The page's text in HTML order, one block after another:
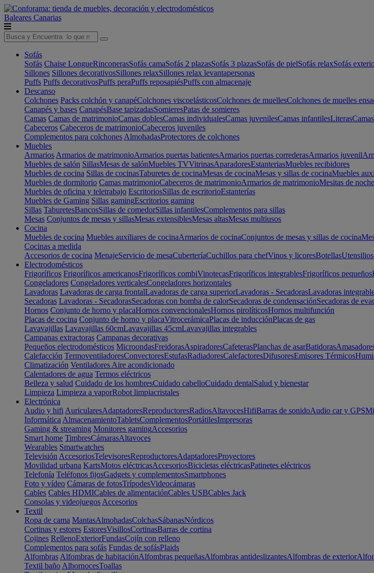
Baleares Canarias
Sofás
Sofás Chaise LongueRinconerasSofás camaSofás 2 plazasSofás 3 plazasSofás de pielSofás relaxSofás
Sillones Sillones decorativosSillones relaxSillones relax levantapersonas
Puffs Puffs decorativosPuffs peraPuffs reposapiésPuffs con almacenaje
Descanso
Colchones Packs colchón y canapéColchones viscoelásticosColchones de muellesColchones de muelles
Canapés y bases CanapésBase tapizadasSomieresPatas de somieres
Camas Camas de matrimonioCamas doblesCamas individualesCamas juvenilesCamas infantilesLiteras
Cabeceros Cabeceros de matrimonioCabeceros juveniles
Complementos para colchones AlmohadasProtectores de colchones
Muebles
Armarios Armarios de matrimonioArmarios puertas batientesArmarios puertas correderasArmarios juvenil
Muebles de salón SillasMesas de salónMuebles TVVitrinasAparadoresEstanteriasMuebles recibidores
Muebles de cocina Sillas de cocinasTaburetes de cocinaMesas de cocinaMesas y sillas de cocinaMuebles
Muebles de dormitorio Camas matrimonioCabeceros de matrimonioArmarios de matrimonioMesitas de noche
Muebles de oficina y teletrabajo EscritoriosSillas de escritorioEstanterías
Muebles de Gaming Sillas gamingEscritorios gaming
Sillas TaburetesBancosSillas de comedorSillas infantilesComplementos para sillas
Mesas Conjuntos de mesas y sillasMesas extensiblesMesas altasMesas multiusos
Cocina
Muebles de cocina Muebles auxiliares de cocinaArmarios de cocinaConjuntos de mesas y sillas de cocina
Cocinas a medida
Accesorios de cocina MenajeServicio de mesaCuberteríaCuchillos para chefVinos y licoresBotellas
Electrodomésticos
Frigoríficos Frigoríficos americanosFrigoríficos combiVinotecasFrigoríficos integrablesFrigoríficos pequeños
Congeladores Congeladores verticalesCongeladores horizontales
Lavadoras Lavadoras de carga frontalLavadoras de carga superiorLavadoras - SecadorasLavadoras
Secadoras Lavadoras - SecadorasSecadoras con bomba de calorSecadoras de condensaciónSecadoras de
Hornos Conjunto de horno y placaHornos convencionalesHornos pirolíticosHornos multifunción
Placas de cocina Conjunto de horno y placaVitrocerámicaPlacas de inducciónPlacas de gas
Lavavajillas Lavavajillas 60cmLavavajillas 45cmLavavajillas integrables
Campanas extractoras Campanas decorativas
Pequeños electrodomésticos MicroondasFreidorasAspiradoresCafeterasPlanchas de asarBatidoras
Calefacción TermoventiladoresConvectoresEstufasRadiadoresCalefactoresDifusoresEmisores Térmicos
Climatización Ventiladores Aire acondicionado
Calentadores de agua Termos eléctricos
Belleza y salud Cuidado de los hombresCuidado cabelloCuidado dentalSalud y bienestar
Limpieza Limpieza a vaporRobot limpiacristales
Electrónica
Audio y hifi AuricularesAdaptadoresReproductoresRadiosAltavocesHifiBarras de sonidoAudio car y GPS
Informática AlmacenamientoTabletsComplementosPortátilesImpresoras
Gaming & streaming Monitores gamingAccesorios
Smart home TimbresCámarasAltavoces
Wearables Smartwatches
Televisión AccesoriosTelevisoresReproductoresAdaptadoresProyectores
Movilidad urbana KartsMotos eléctricasAccesoriosBicicletas eléctricasPatinetes eléctricos
Telefonía Teléfonos fijosGadgets y complementosSmartphones
Foto y vídeo Cámaras de fotosTrípodesVideocámaras
Cables Cables HDMICables de alimentaciónCables USBCables Jack
Consolas y videojuegos Accesorios
Textil
Ropa de cama MantasAlmohadasColchasSábanasNórdicos
Cortinas y estores EstoresVisillosCortinasBarras de cortina
Cojines RellenoExteriorFundasCojín con relleno
Complementos para sofás Fundas de sofásPlaids
Alfombras Alfombras de habitaciónAlfombras pequeñasAlfombras antideslizantesAlfombras de exterior
Textil baño AlbornocesToallas